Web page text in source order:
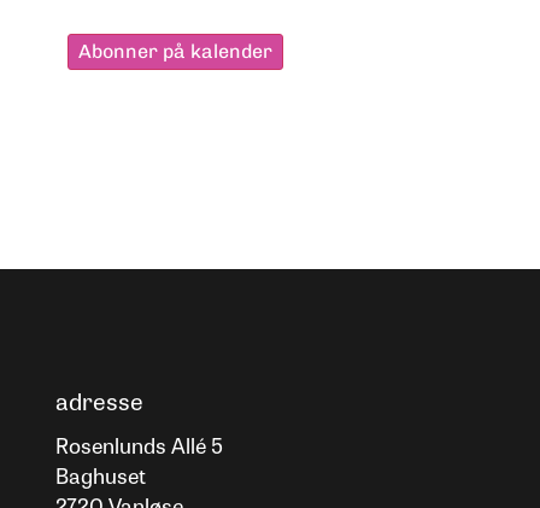
Abonner på kalender
adresse
Rosenlunds Allé 5
Baghuset